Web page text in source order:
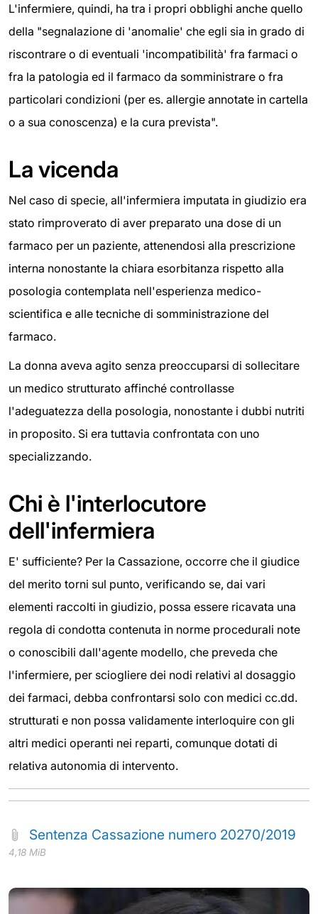
L'infermiere, quindi, ha tra i propri obblighi anche quello
della "segnalazione di 'anomalie' che egli sia in grado di
riscontrare o di eventuali 'incompatibilità' fra farmaci o
fra la patologia ed il farmaco da somministrare o fra
particolari condizioni (per es. allergie annotate in cartella
o a sua conoscenza) e la cura prevista".
La vicenda
Nel caso di specie, all'infermiera imputata in giudizio era
stato rimproverato di aver preparato una dose di un
farmaco per un paziente, attenendosi alla prescrizione
interna nonostante la chiara esorbitanza rispetto alla
posologia contemplata nell'esperienza medico-
scientifica e alle tecniche di somministrazione del
farmaco.
La donna aveva agito senza preoccuparsi di sollecitare
un medico strutturato affinché controllasse
l'adeguatezza della posologia, nonostante i dubbi nutriti
in proposito. Si era tuttavia confrontata con uno
specializzando.
Chi è l'interlocutore
dell'infermiera
E' sufficiente? Per la Cassazione, occorre che il giudice
del merito torni sul punto, verificando se, dai vari
elementi raccolti in giudizio, possa essere ricavata una
regola di condotta contenuta in norme procedurali note
o conoscibili dall'agente modello, che preveda che
l'infermiere, per sciogliere dei nodi relativi al dosaggio
dei farmaci, debba confrontarsi solo con medici cc.dd.
strutturati e non possa validamente interloquire con gli
altri medici operanti nei reparti, comunque dotati di
relativa autonomia di intervento.
Sentenza Cassazione numero 20270/2019
4,18 MiB